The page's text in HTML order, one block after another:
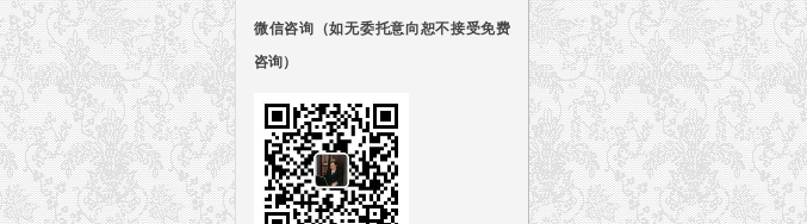
微信咨询（如无委托意向恕不接受免费
咨询）